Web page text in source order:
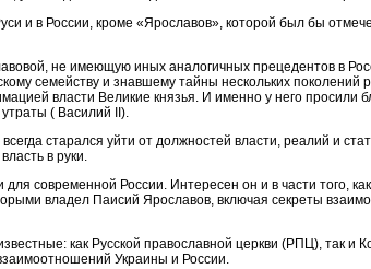
и в России, кроме «Ярославов», которой был бы
не имеющую иных аналогичных прецедентов в
семейству и знавшему тайны нескольких поколений
власти Великие князья. И именно у него просили
( Василий II).
старался уйти от должностей власти, реалий и
в руки.
современной России. Интересен он и в части того,
владел Паисий Ярославов, включая секреты
как Русской православной церкви (РПЦ), так и
Украины и России.